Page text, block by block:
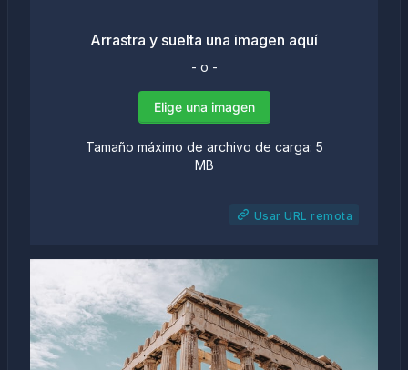
Arrastra y suelta una imagen aquí
- o -
Elige una imagen
Tamaño máximo de archivo de carga: 5
MB
Usar URL remota